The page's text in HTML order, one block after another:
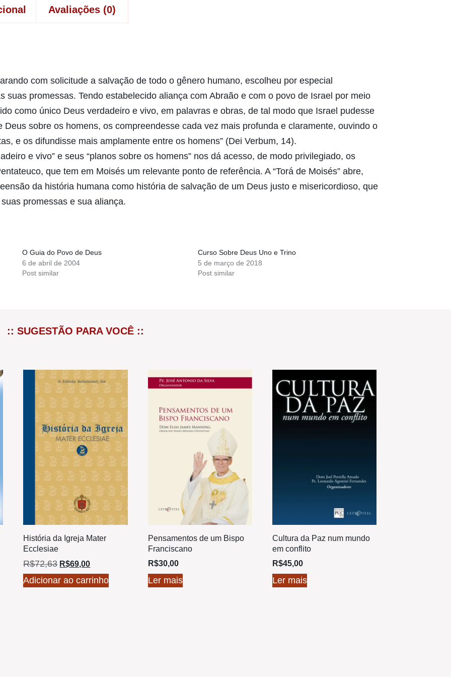
Avaliações (0)
com solicitude a salvação de todo o gênero humano, escolheu por especial
suas promessas. Tendo estabelecido aliança com Abraão e com o povo de Israel por meio
como único Deus verdadeiro e vivo, em palavras e obras, de tal modo que Israel pudesse
sobre os homens, os compreendesse cada vez mais profunda e claramente, ouvindo o
e os difundisse mais amplamente entre os homens” (Dei Verbum, 14).
e vivo” e seus “planos sobre os homens” nos dá acesso, de modo privilegiado, os
que tem em Moisés um relevante ponto de referência. A “Torá de Moisés” abre,
da história humana como história de salvação de um Deus justo e misericordioso, que
promessas e sua aliança.
O Guia do Povo de Deus
6 de abril de 2004
Post similar
Curso Sobre Deus Uno e Trino
5 de março de 2018
Post similar
:: SUGESTÃO PARA VOCÊ ::
História da Igreja Mater
Ecclesiae
R$72,63 R$69,00
Adicionar ao carrinho
Pensamentos de um Bispo
Franciscano
R$30,00
Ler mais
Cultura da Paz num mundo
em conflito
R$45,00
Ler mais